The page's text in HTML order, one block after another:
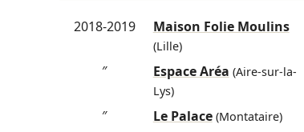
2018-2019 Maison Folie Moulins
(Lille)
″ Espace Aréa (Aire-sur-la-
Lys)
″ Le Palace(Montataire)